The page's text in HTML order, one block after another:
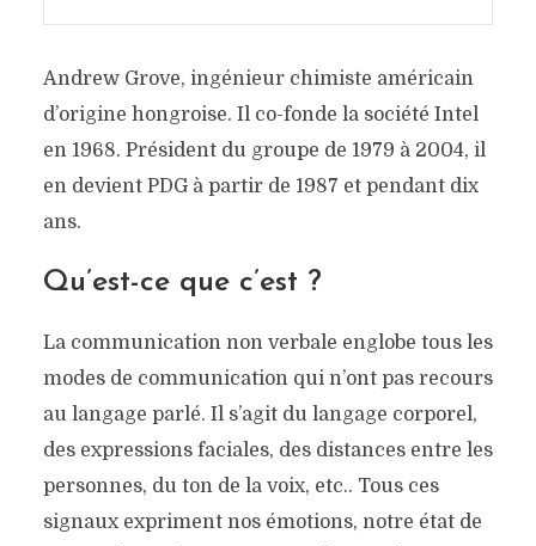
Andrew Grove, ingénieur chimiste américain
d’origine hongroise. Il co-fonde la société Intel
en 1968. Président du groupe de 1979 à 2004, il
en devient PDG à partir de 1987 et pendant dix
ans.
Qu’est-ce que c’est ?
La communication non verbale englobe tous les
modes de communication qui n’ont pas recours
au langage parlé. Il s’agit du langage corporel,
des expressions faciales, des distances entre les
personnes, du ton de la voix, etc.. Tous ces
signaux expriment nos émotions, notre état de